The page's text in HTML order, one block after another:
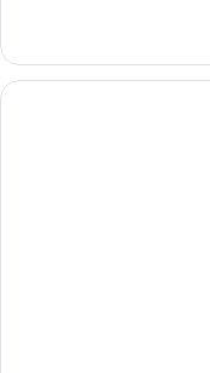
有
相
的
詳
情